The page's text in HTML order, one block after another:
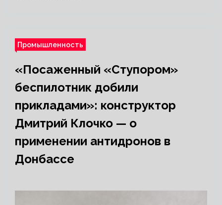
Промышленность
«Посаженный «Ступором»
беспилотник добили
прикладами»: конструктор
Дмитрий Клочко — о
применении антидронов в
Донбассе